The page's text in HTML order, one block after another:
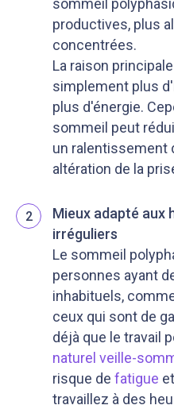
sommeil
productives, plus
concentrées.
La raison
simplement plus
plus d'énergie.
sommeil peut
un ralentissement
altération de la
2
Mieux adapté aux
irréguliers
Le sommeil
personnes ayant
inhabituels,
ceux qui sont de
déjà que le travail
naturel veille-
risque de fatigue
travaillez à des